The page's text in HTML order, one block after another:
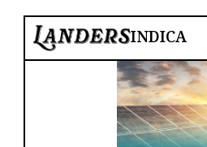
INDICA